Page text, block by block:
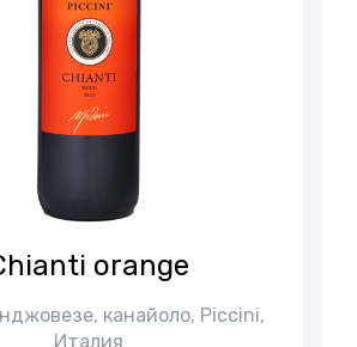
orange
канайоло, Piccini,
Италия